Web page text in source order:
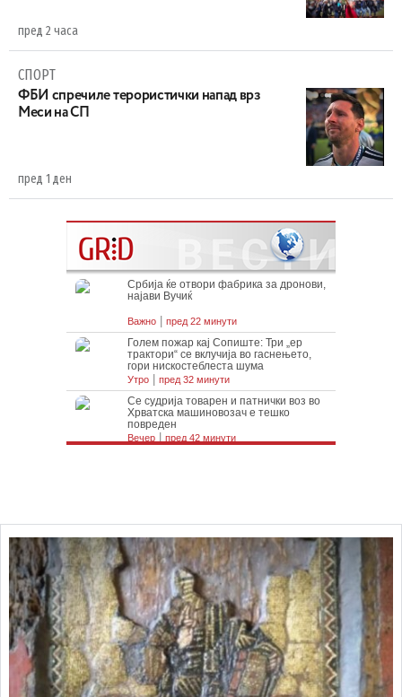
пред 2 часа
СПОРТ
ФБИ спречиле терористички напад врз
Меси на СП
пред 1 ден